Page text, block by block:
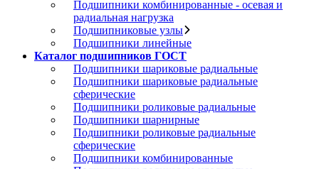
Подшипники комбинированные - осевая и
радиальная нагрузка
Подшипниковые узлы
Подшипники линейные
Каталог подшипников ГОСТ
Подшипники шариковые радиальные
Подшипники шариковые радиальные
сферические
Подшипники роликовые радиальные
Подшипники шарнирные
Подшипники роликовые радиальные
сферические
Подшипники комбинированные